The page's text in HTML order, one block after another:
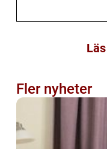
Fler nyheter